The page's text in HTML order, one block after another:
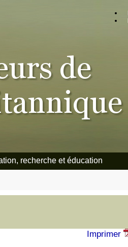
recherche et éducation
Imprimer